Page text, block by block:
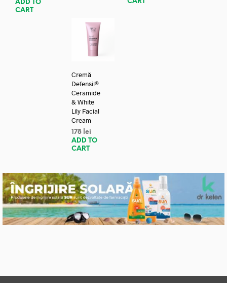
ADD TO
CART
Cremă
Defensil®
Ceramide
& White
Lily Facial
Cream
178 lei
ADD TO
CART